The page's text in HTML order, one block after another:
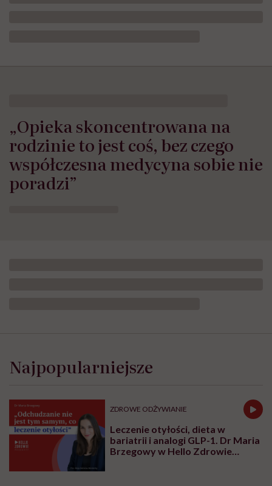
„Opieka skoncentrowana na
rodzinie to jest coś, bez czego
współczesna medycyna sobie nie
poradzi”
Najpopularniejsze
ZDROWE ODŻYWIANIE
Leczenie otyłości, dieta w
bariatrii i analogi GLP-1. Dr Maria
Brzegowy w Hello Zdrowie